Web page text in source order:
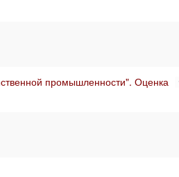
промышленности". Оценка